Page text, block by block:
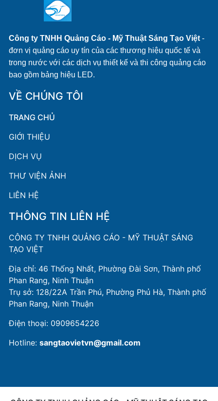
Công ty TNHH Quảng Cáo - Mỹ Thuật Sáng Tạo Việt -
đơn vị quảng cáo uy tín của các thương hiệu quốc tế và
trong nước với các dịch vụ thiết kế và thi công quảng cáo
bao gồm bảng hiệu LED.
VỀ CHÚNG TÔI
TRANG CHỦ
GIỚI THIỆU
DỊCH VỤ
THƯ VIỆN ẢNH
LIÊN HỆ
THÔNG TIN LIÊN HỆ
CÔNG TY TNHH QUẢNG CÁO - MỸ THUẬT SÁNG
TẠO VIỆT
Địa chỉ: 46 Thống Nhất, Phường Đài Sơn, Thành phố
Phan Rang, Ninh Thuận
Trụ sở: 128/22A Trần Phú, Phường Phủ Hà, Thành phố
Phan Rang, Ninh Thuận
Điện thoại: 0909654226
Hotline: sangtaovietvn@gmail.com